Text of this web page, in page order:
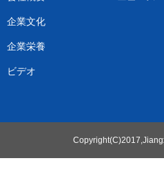
企業文化
企業栄養
ビデオ
Copyright(C)2017,